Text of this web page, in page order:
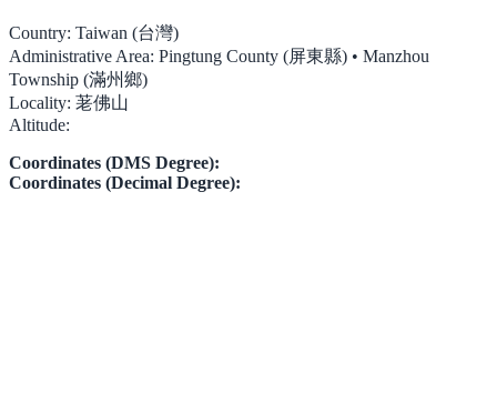
Country: Taiwan (台灣)
Administrative Area: Pingtung County (屏東縣) • Manzhou
Township (滿州鄉)
Locality: 荖佛山
Altitude:
Coordinates (DMS Degree):
Coordinates (Decimal Degree):